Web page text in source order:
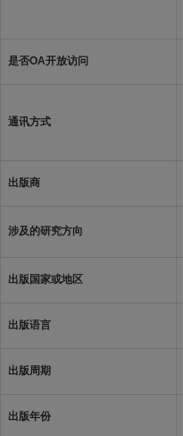
是否OA开放访问
通讯方式
出版商
涉及的研究方向
出版国家或地区
出版语言
出版周期
出版年份